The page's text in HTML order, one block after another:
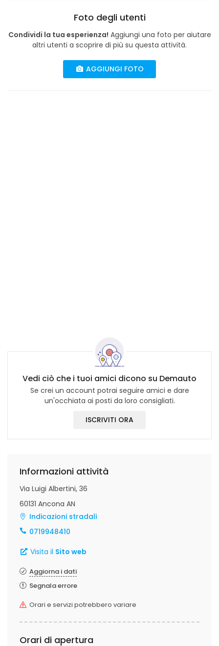
Foto degli utenti
Condividi la tua esperienza! Aggiungi una foto per aiutare
altri utenti a scoprire di più su questa attività.
AGGIUNGI FOTO
Vedi ciò che i tuoi amici dicono su Demauto
Se crei un account potrai seguire amici e dare
un'occhiata ai posti da loro consigliati.
ISCRIVITI ORA
Informazioni attività
Via Luigi Albertini, 36
60131 Ancona AN
Indicazioni stradali
0719948410
Visita il Sito web
Aggiorna i dati
Segnala errore
Orari e servizi potrebbero variare
Orari di apertura